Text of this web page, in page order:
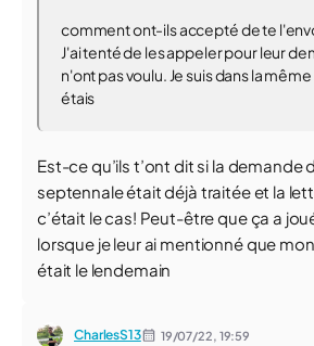
comment ont-ils accepté de te
J'ai tenté de les appeler pour leur
n'ont pas voulu. Je suis dans la
étais
Est-ce qu’ils t’ont dit si la demande
septennale était déjà traitée et la
c’était le cas! Peut-être que ça a
lorsque je leur ai mentionné que
était le lendemain
CharlesS13 19/07/22, 19:59